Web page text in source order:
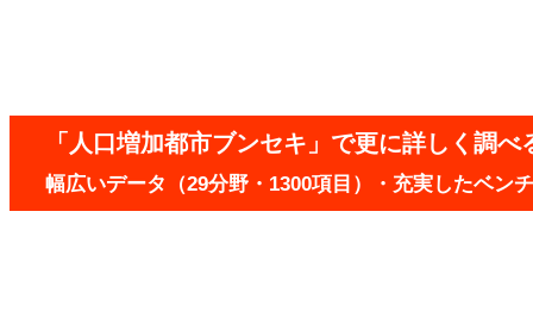
「人口増加都市ブンセキ」で更に詳しく調べ
幅広いデータ（29分野・1300項目）・充実したベン